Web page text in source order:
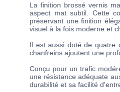
La finition brossé vernis
aspect mat subtil. Cette
préservant une finition
visuel à la fois moderne et
Il est aussi doté de quatre
chanfreins ajoutent une
Conçu pour un trafic
une résistance adéquate
durabilité et sa facilité